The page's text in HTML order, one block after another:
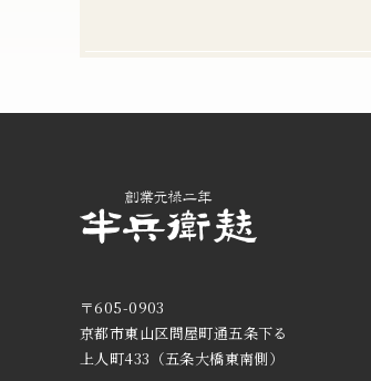
〒605-0903
京都市東山区問屋町通五条下る
上人町433 （五条大橋東南側）